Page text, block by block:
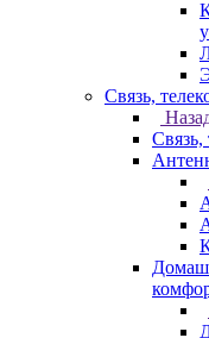
Связь,